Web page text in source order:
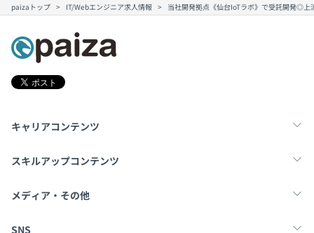
paizaトップ IT/Webエンジニア求人情報 当社開発拠点《仙台IoTラボ》で受託開発◎上
キャリアコンテンツ
転職・キャリア
スキルアップコンテンツ
学習
メディア・その他
Tech Team Journal
SNS